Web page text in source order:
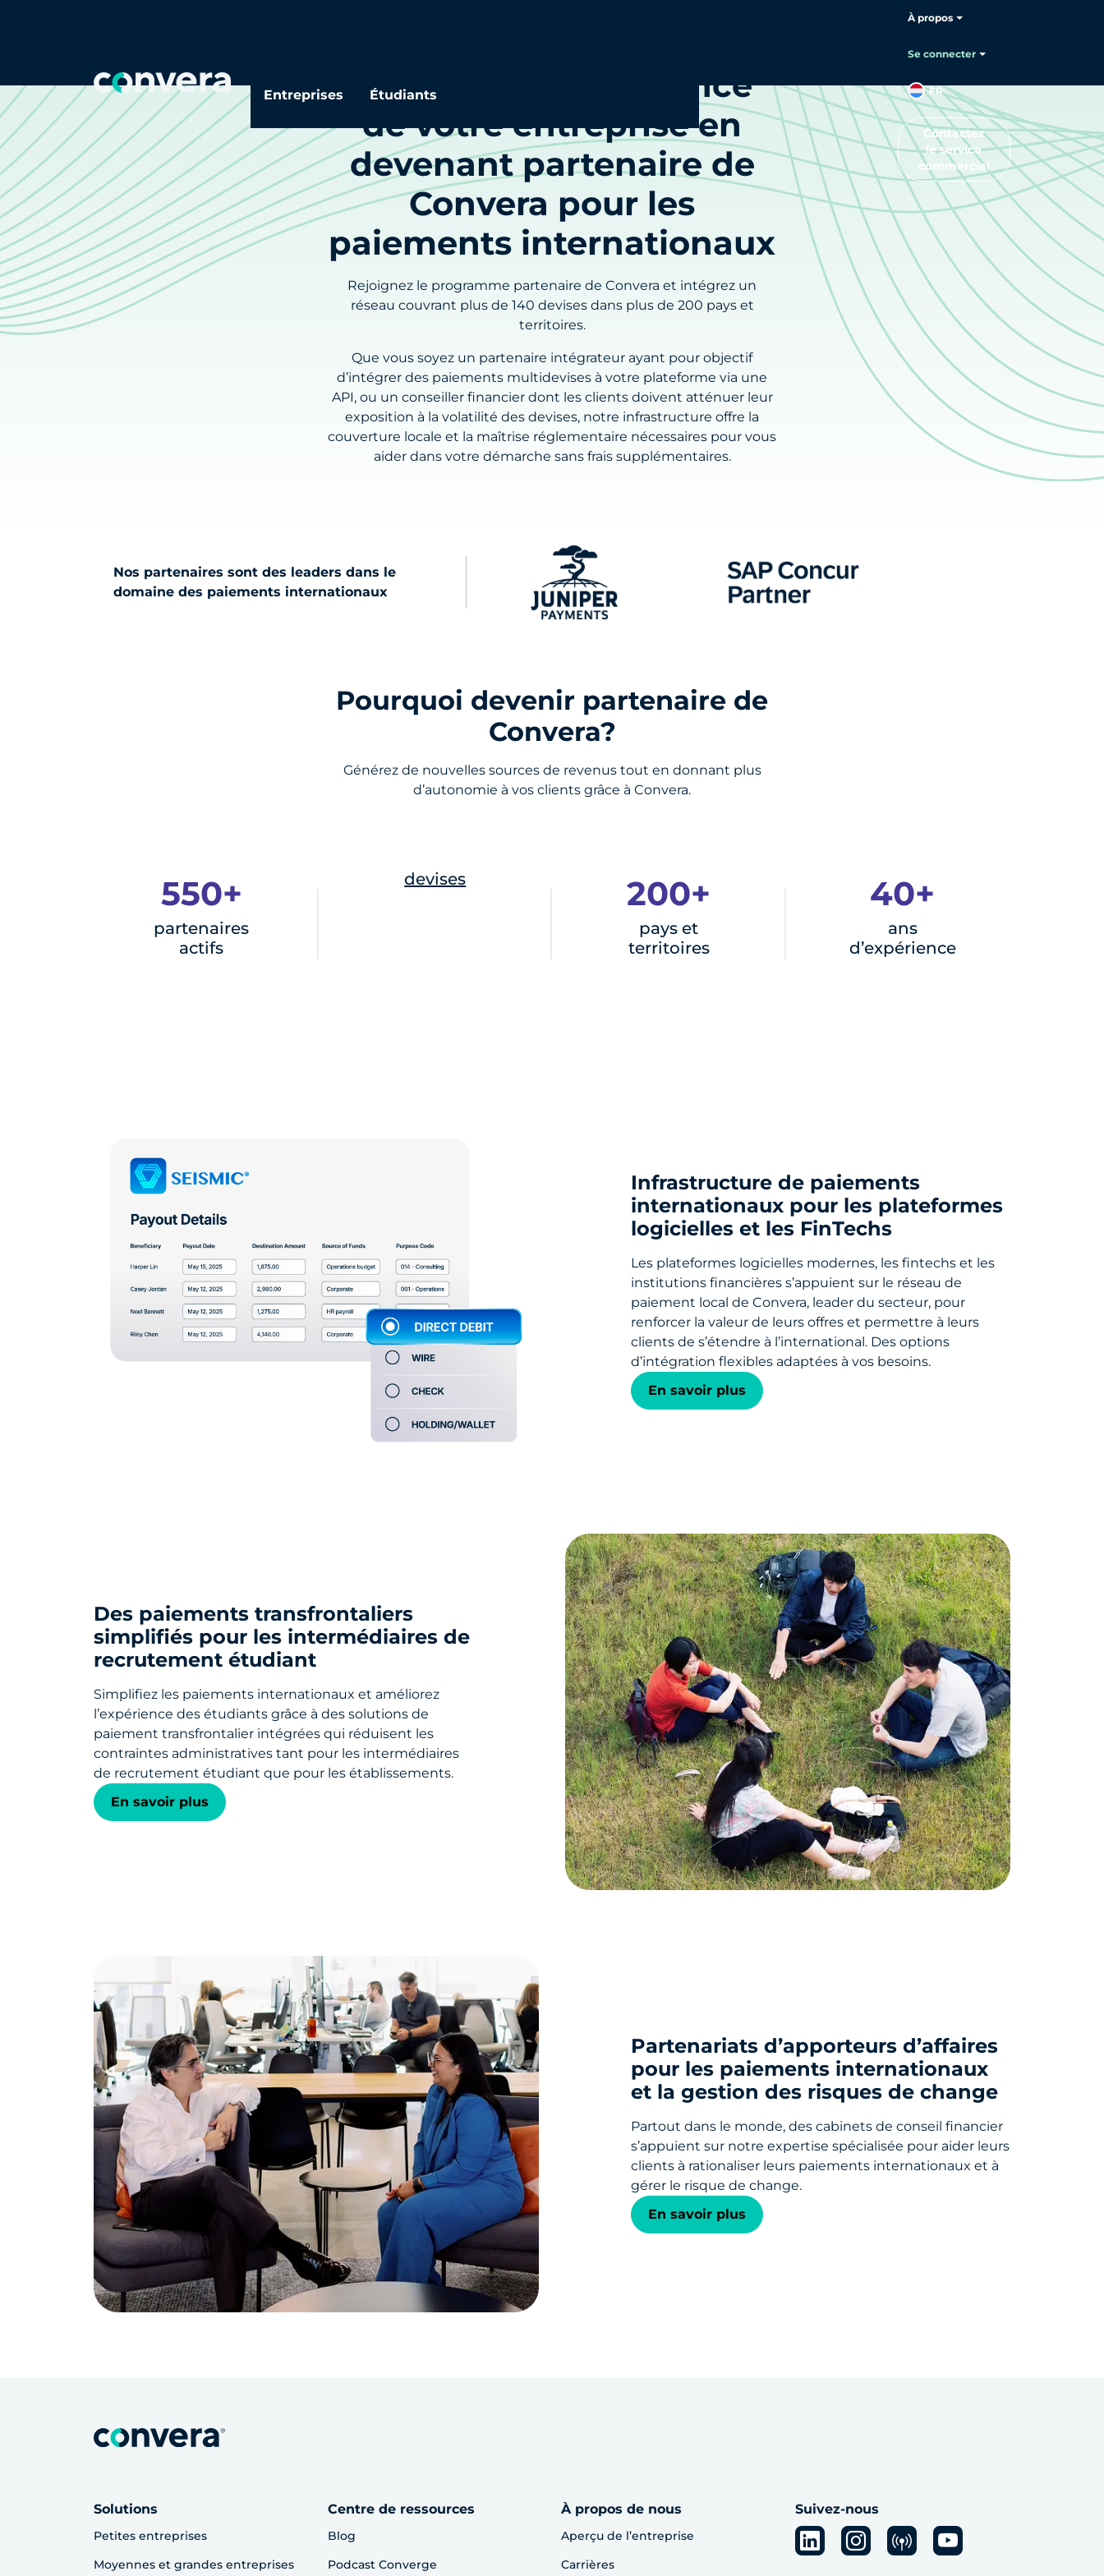
Entreprises Étudiants
À propos
Se connecter
FR
Contactez
le service
commercial
Accélérez la croissance
de votre entreprise en
devenant partenaire de
Convera pour les
paiements internationaux
Rejoignez le programme partenaire de Convera et intégrez un
réseau couvrant plus de 140 devises dans plus de 200 pays et
territoires.
Que vous soyez un partenaire intégrateur ayant pour objectif
d’intégrer des paiements multidevises à votre plateforme via une
API, ou un conseiller financier dont les clients doivent atténuer leur
exposition à la volatilité des devises, notre infrastructure offre la
couverture locale et la maîtrise réglementaire nécessaires pour vous
aider dans votre démarche sans frais supplémentaires.
Nos partenaires sont des leaders dans le
domaine des paiements internationaux
Pourquoi devenir partenaire de
Convera?
Générez de nouvelles sources de revenus tout en donnant plus
d’autonomie à vos clients grâce à Convera.
550+
partenaires
actifs
devises 200+
pays et
territoires
40+
ans
d’expérience
Infrastructure de paiements
internationaux pour les plateformes
logicielles et les FinTechs
Les plateformes logicielles modernes, les fintechs et les
institutions financières s’appuient sur le réseau de
paiement local de Convera, leader du secteur, pour
renforcer la valeur de leurs offres et permettre à leurs
clients de s’étendre à l’international. Des options
d’intégration flexibles adaptées à vos besoins.
En savoir plus
Des paiements transfrontaliers
simplifiés pour les intermédiaires de
recrutement étudiant
Simplifiez les paiements internationaux et améliorez
l’expérience des étudiants grâce à des solutions de
paiement transfrontalier intégrées qui réduisent les
contraintes administratives tant pour les intermédiaires
de recrutement étudiant que pour les établissements.
En savoir plus
Partenariats d’apporteurs d’affaires
pour les paiements internationaux
et la gestion des risques de change
Partout dans le monde, des cabinets de conseil financier
s’appuient sur notre expertise spécialisée pour aider leurs
clients à rationaliser leurs paiements internationaux et à
gérer le risque de change.
En savoir plus
Solutions
Petites entreprises
Moyennes et grandes entreprises
Centre de ressources
Blog
Podcast Converge
À propos de nous
Aperçu de l’entreprise
Carrières
Suivez-nous